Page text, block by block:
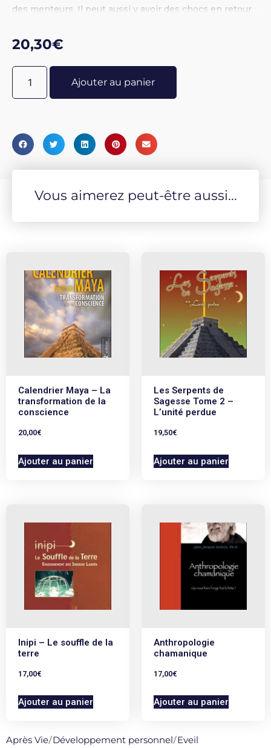
des menteurs. Il peut aussi y avoir des chocs en retour,
nous livre de précieux conseils à respecter avant
d’essayer de communiquer avec l’au-delà.
20,30€
Ajouter au panier
Vous aimerez peut-être aussi...
Calendrier Maya – La
transformation de la
conscience
20,00€
Ajouter au panier
Les Serpents de
Sagesse Tome 2 –
L’unité perdue
19,50€
Ajouter au panier
Inipi – Le souffle de la
terre
17,00€
Ajouter au panier
Anthropologie
chamanique
17,00€
Ajouter au panier
Après Vie/Développement personnel/Eveil